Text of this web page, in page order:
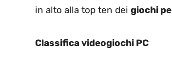
in alto alla top ten dei giochi
Classifica videogiochi PC